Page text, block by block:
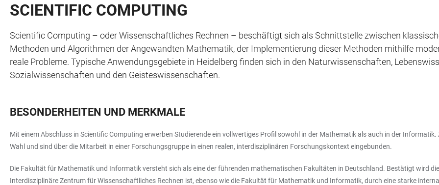
SCIENTIFIC COMPUTING
Scientific Computing – oder Wissenschaftliches Rechnen – beschäftigt sich als Schnittstelle zwischen
Methoden und Algorithmen der Angewandten Mathematik, der Implementierung dieser Methoden mithilfe
reale Probleme. Typische Anwendungsgebiete in Heidelberg finden sich in den Naturwissenschaften,
Sozialwissenschaften und den Geisteswissenschaften.
BESONDERHEITEN UND MERKMALE
Mit einem Abschluss in Scientific Computing erwerben Studierende ein vollwertiges Profil sowohl in der Mathematik als auch in der
Wahl und sind über die Mitarbeit in einer Forschungsgruppe in einen realen, interdisziplinären Forschungskontext eingebunden.
Die Fakultät für Mathematik und Informatik versteht sich als eine der führenden mathematischen Fakultäten in Deutschland. Bestätigt wird
Interdisziplinäre Zentrum für Wissenschaftliches Rechnen ist, ebenso wie die Fakultät für Mathematik und Informatik, durch eine starke